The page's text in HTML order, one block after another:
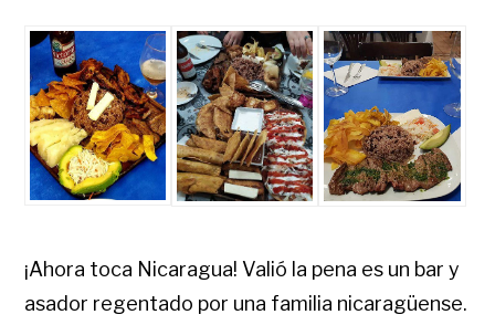
¡Ahora toca Nicaragua! Valió la pena es un bar y
asador regentado por una familia nicaragüense.